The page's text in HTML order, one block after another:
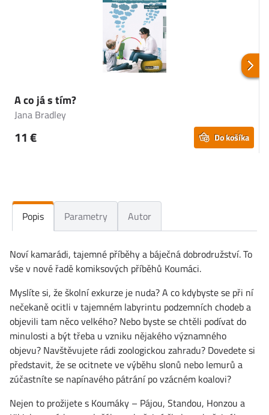
A co já s tím?
Jana Bradley
11 € Do košíka
Popis Parametry Autor
Noví kamarádi, tajemné příběhy a báječná dobrodružství. To
vše v nové řadě komiksových příběhů Koumáci.
Myslíte si, že školní exkurze je nuda? A co kdybyste se při ní
nečekaně ocitli v tajemném labyrintu podzemních chodeb a
objevili tam něco velkého? Nebo byste se chtěli podívat do
minulosti a být třeba u vzniku nějakého významného
objevu? Navštěvujete rádi zoologickou zahradu? Dovedete si
představit, že se ocitnete ve výběhu slonů nebo lemurů a
zúčastníte se napínavého pátrání po vzácném koalovi?
Nejen to prožijete s Koumáky – Pájou, Standou, Honzou a